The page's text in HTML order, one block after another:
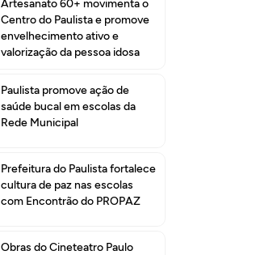
Artesanato 60+ movimenta o
Centro do Paulista e promove
envelhecimento ativo e
valorização da pessoa idosa
Paulista promove ação de
saúde bucal em escolas da
Rede Municipal
Prefeitura do Paulista fortalece
cultura de paz nas escolas
com Encontrão do PROPAZ
Obras do Cineteatro Paulo